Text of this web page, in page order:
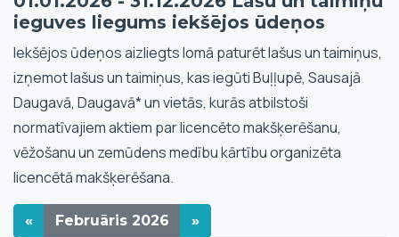
ieguves liegums iekšējos ūdeņos
Iekšējos ūdeņos aizliegts lomā paturēt lašus un taimiņus,
izņemot lašus un taimiņus, kas iegūti Buļļupē, Sausajā
Daugavā, Daugavā* un vietās, kurās atbilstoši
normatīvajiem aktiem par licencēto makšķerēšanu,
vēžošanu un zemūdens medību kārtību organizēta
licencētā makšķerēšana.
« Februāris 2026 »